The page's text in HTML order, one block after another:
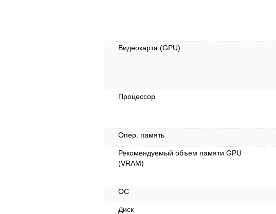
Видеокарта (GPU)
Процессор
Опер. память
Рекомендуемый объем памяти GPU
(VRAM)
ОС
Диск